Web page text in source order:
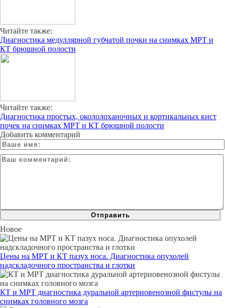
Читайте также:
Диагностика медуллярной губчатой почки на снимках МРТ и
КТ брюшной полости
Читайте также:
Диагностика простых, окололоханочных и кортикальных кист
почек на снимках МРТ и КТ брюшной полости
Добавить комментарий
Новое
Цены на МРТ и КТ пазух носа. Диагностика опухолей
надскладочного пространства и глотки
КТ и МРТ диагностика дуральной артериовенозной фистулы на
снимках головного мозга